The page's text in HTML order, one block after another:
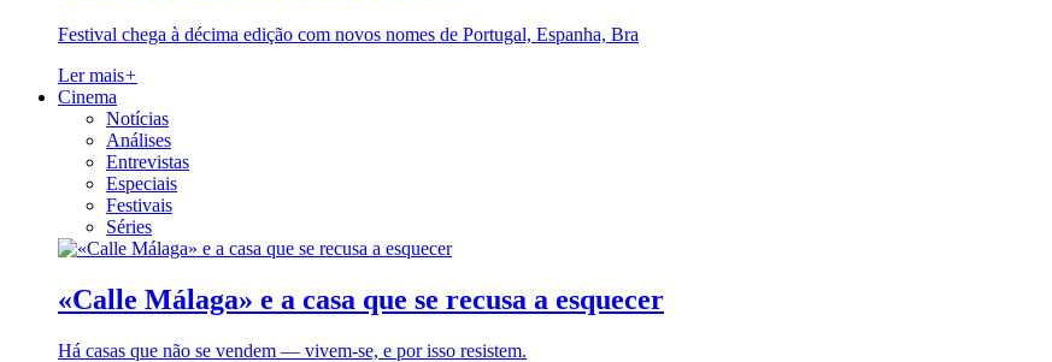
Festival chega à décima edição com novos nomes de Portugal, Espanha, Bra
Ler mais+
Cinema
Notícias
Análises
Entrevistas
Especiais
Festivais
Séries
«Calle Málaga» e a casa que se recusa a esquecer
Há casas que não se vendem — vivem-se, e por isso resistem.